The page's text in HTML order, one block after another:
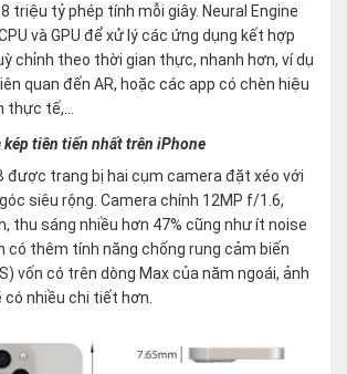
triệu tỷ phép tính mỗi giây. Neural Engine
và GPU để xử lý các ứng dụng kết hợp
chỉnh theo thời gian thực, nhanh hơn, ví dụ
quan đến AR, hoặc các app có chèn hiệu
thực tế,…
kép tiên tiến nhất trên iPhone
được trang bị hai cụm camera đặt xéo với
siêu rộng. Camera chính 12MP f/1.6,
thu sáng nhiều hơn 47% cũng như ít noise
có thêm tính năng chống rung cảm biến
vốn có trên dòng Max của năm ngoái, ảnh
có nhiều chi tiết hơn.